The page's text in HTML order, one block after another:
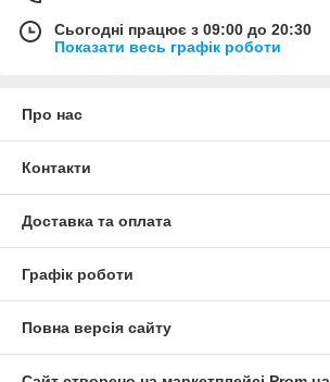
Сьогодні працює з 09:00 до 20:30
Показати весь графік роботи
Про нас
Контакти
Доставка та оплата
Графік роботи
Повна версія сайту